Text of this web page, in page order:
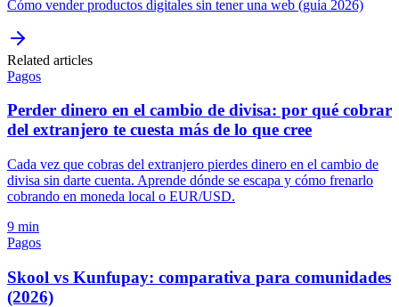
Cómo vender productos digitales sin tener una web (guía 2026)
Related articles
Pagos
Perder dinero en el cambio de divisa: por qué cobrar
del extranjero te cuesta más de lo que cree
Cada vez que cobras del extranjero pierdes dinero en el cambio de
divisa sin darte cuenta. Aprende dónde se escapa y cómo frenarlo
cobrando en moneda local o EUR/USD.
9 min
Pagos
Skool vs Kunfupay: comparativa para comunidades
(2026)